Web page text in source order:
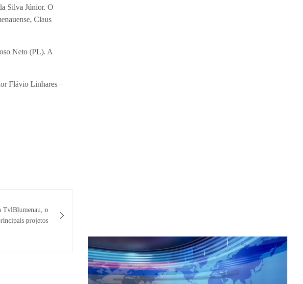
Silva Júnior. O
Claus
Neto (PL). A
Flávio Linhares –
TvlBlumenau, o
projetos